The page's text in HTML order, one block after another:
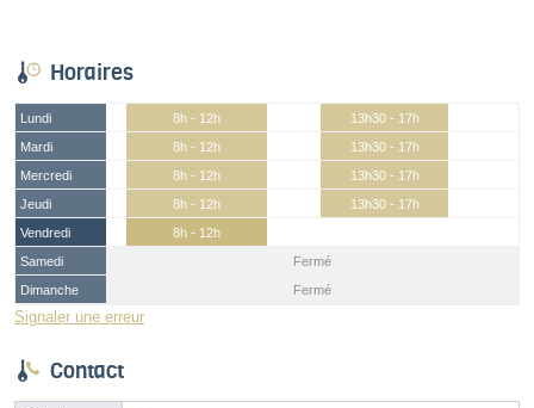
Horaires
Lundi 8h - 12h
13h30 - 17h
Mardi
8h - 12h
13h30 - 17h
Mercredi
8h - 12h
13h30 - 17h
Jeudi
8h - 12h
13h30 - 17h
Vendredi
8h - 12h
Samedi
Fermé
Dimanche
Fermé
Signaler une erreur
Contact